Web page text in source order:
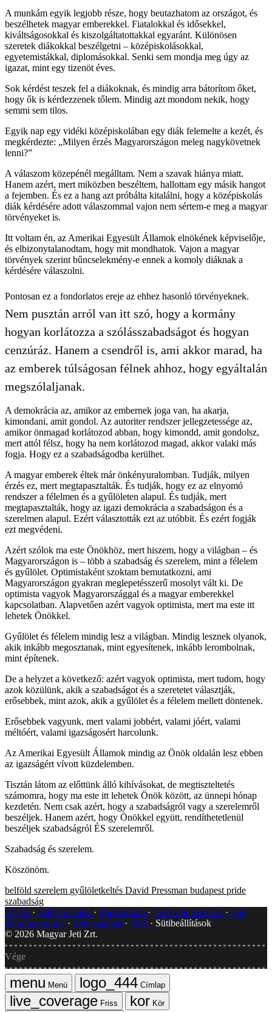
A munkám egyik legjobb része, hogy beutazhatom az országot, és
beszélhetek magyar emberekkel. Fiatalokkal és idősekkel,
kiváltságosokkal és kiszolgáltatottakkal egyaránt. Különösen
szeretek diákokkal beszélgetni – középiskolásokkal,
egyetemistákkal, diplomásokkal. Senki sem mondja meg úgy az
igazat, mint egy tizenöt éves.
Sok kérdést teszek fel a diákoknak, és mindig arra bátorítom őket,
hogy ők is kérdezzenek tőlem. Mindig azt mondom nekik, hogy
semmi sem tilos.
Egyik nap egy vidéki középiskolában egy diák felemelte a kezét, és
megkérdezte: „Milyen érzés Magyarországon meleg nagykövetnek
lenni?”
A válaszom közepénél megálltam. Nem a szavak hiánya miatt.
Hanem azért, mert miközben beszéltem, hallottam egy másik hangot
a fejemben. És ez a hang azt próbálta kitalálni, hogy a középiskolás
diák kérdésére adott válaszommal vajon nem sértem-e meg a magyar
törvényeket is.
Itt voltam én, az Amerikai Egyesült Államok elnökének képviselője,
és elbizonytalanodtam, hogy mit mondhatok. Vajon a magyar
törvények szerint bűncselekmény-e ennek a komoly diáknak a
kérdésére válaszolni.
Pontosan ez a fondorlatos ereje az ehhez hasonló törvényeknek.
Nem pusztán arról van itt szó, hogy a kormány
hogyan korlátozza a szólásszabadságot és hogyan
cenzúráz. Hanem a csendről is, ami akkor marad, ha
az emberek túlságosan félnek ahhoz, hogy egyáltalán
megszólaljanak.
A demokrácia az, amikor az embernek joga van, ha akarja,
kimondani, amit gondol. Az autoriter rendszer jellegzetessége az,
amikor önmagad korlátozod abban, hogy kimondd, amit gondolsz,
mert attól félsz, hogy ha nem korlátozod magad, akkor valaki más
fogja. Hogy ez a szabadságodba kerülhet.
A magyar emberek éltek már önkényuralomban. Tudják, milyen
érzés ez, mert megtapasztalták. És tudják, hogy ez az elnyomó
rendszer a félelmen és a gyűlöleten alapul. És tudják, mert
megtapasztalták, hogy az igazi demokrácia a szabadságon és a
szerelmen alapul. Ezért választották ezt az utóbbit. És ezért fogják
ezt megvédeni.
Azért szólok ma este Önökhöz, mert hiszem, hogy a világban – és
Magyarországon is – több a szabadság és szerelem, mint a félelem
és gyűlölet. Optimistaként szoktam bemutatkozni, ami
Magyarországon gyakran meglepetésszerű mosolyt vált ki. De
optimista vagyok Magyarországgal és a magyar emberekkel
kapcsolatban. Alapvetően azért vagyok optimista, mert ma este itt
lehetek Önökkel.
Gyűlölet és félelem mindig lesz a világban. Mindig lesznek olyanok,
akik inkább megosztanak, mint egyesítenek, inkább lerombolnak,
mint építenek.
De a helyzet a következő: azért vagyok optimista, mert tudom, hogy
azok közülünk, akik a szabadságot és a szeretetet választják,
erősebbek, mint azok, akik a gyűlölet és a félelem mellett döntenek.
Erősebbek vagyunk, mert valami jobbért, valami jóért, valami
méltóért, valami igazságosért harcolunk.
Az Amerikai Egyesült Államok mindig az Önök oldalán lesz ebben
az igazságért vívott küzdelemben.
Tisztán látom az előttünk álló kihívásokat, de megtiszteltetés
számomra, hogy ma este itt lehetek Önök között, az ünnepi hónap
kezdetén. Nem csak azért, hogy a szabadságról vagy a szerelemről
beszéljek. Hanem azért, hogy Önökkel együtt, rendíthetetlenül
beszéljek szabadságról ÉS szerelemről.
Szabadság és szerelem.
Köszönöm.
belföld szerelem gyűlöletkeltés David Pressman budapest pride
szabadság
GYIK
Hibát jelentek Impresszum Javítások kezelése
Jogi
dokumentumok
Médiaajánlat RSS
Sütibeállítások
© 2026 Magyar Jeti Zrt.
Vége
Menü
Címlap
Friss
Kör